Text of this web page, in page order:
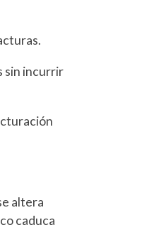
sin incurrir
altera
caduca